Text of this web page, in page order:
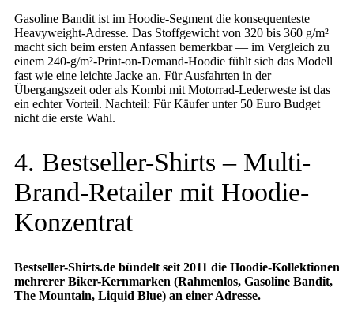
Gasoline Bandit ist im Hoodie-Segment die konsequenteste
Heavyweight-Adresse. Das Stoffgewicht von 320 bis 360 g/m²
macht sich beim ersten Anfassen bemerkbar — im Vergleich zu
einem 240-g/m²-Print-on-Demand-Hoodie fühlt sich das Modell
fast wie eine leichte Jacke an. Für Ausfahrten in der
Übergangszeit oder als Kombi mit Motorrad-Lederweste ist das
ein echter Vorteil. Nachteil: Für Käufer unter 50 Euro Budget
nicht die erste Wahl.
4. Bestseller-Shirts – Multi-
Brand-Retailer mit Hoodie-
Konzentrat
Bestseller-Shirts.de bündelt seit 2011 die Hoodie-Kollektionen
mehrerer Biker-Kernmarken (Rahmenlos, Gasoline Bandit,
The Mountain, Liquid Blue) an einer Adresse.